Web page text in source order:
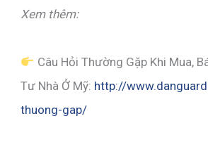
Xem thêm:
Câu Hỏi Thường Gặp Khi Mua,
Tư Nhà Ở Mỹ: http://
thuong-gap/